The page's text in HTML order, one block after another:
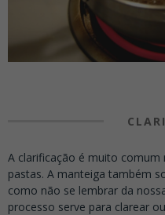
A clarificação é muito
pastas. A manteiga também
como não se lembrar da
processo serve para clarear